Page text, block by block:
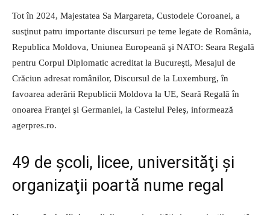
Tot în 2024, Majestatea Sa Margareta, Custodele Coroanei, a
susţinut patru importante discursuri pe teme legate de România,
Republica Moldova, Uniunea Europeană şi NATO: Seara Regală
pentru Corpul Diplomatic acreditat la Bucureşti, Mesajul de
Crăciun adresat românilor, Discursul de la Luxemburg, în
favoarea aderării Republicii Moldova la UE, Seară Regală în
onoarea Franţei şi Germaniei, la Castelul Peleş, informează
agerpres.ro.
49 de şcoli, licee, universităţi şi
organizaţii poartă nume regal